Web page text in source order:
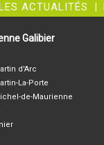
ACTUALITÉS
Galibier
d'Arc
La-Porte
de-Maurienne